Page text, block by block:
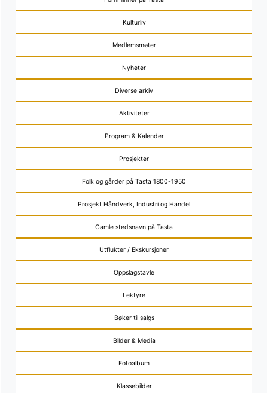
Kulturliv
Medlemsmøter
Nyheter
Diverse arkiv
Aktiviteter
Program & Kalender
Prosjekter
Folk og gårder på Tasta 1800-1950
Prosjekt Håndverk, Industri og Handel
Gamle stedsnavn på Tasta
Utflukter / Ekskursjoner
Oppslagstavle
Lektyre
Bøker til salgs
Bilder & Media
Fotoalbum
Klassebilder